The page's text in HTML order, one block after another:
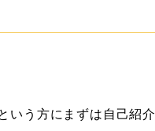
いう方にまずは自己紹介